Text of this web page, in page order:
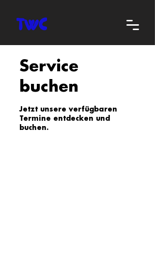
Service
buchen
Jetzt unsere verfügbaren
Termine entdecken und
buchen.